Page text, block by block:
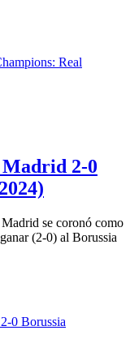
2-0
se coronó como
(2-0) al Borussia